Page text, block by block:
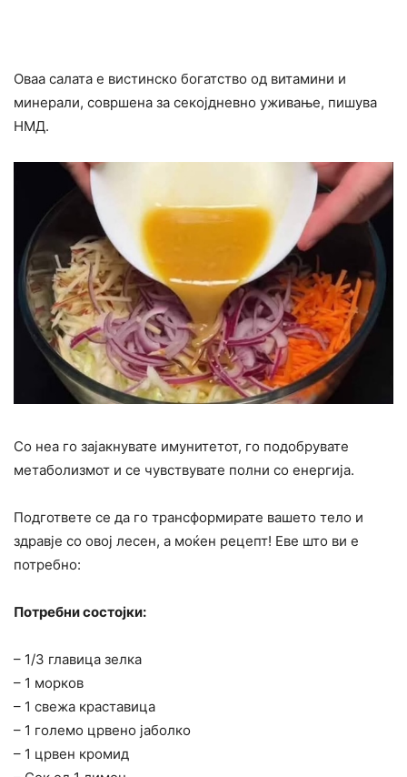
Оваа салата е вистинско богатство од витамини и
минерали, совршена за секојдневно уживање, пишува
НМД.
Со неа го зајакнувате имунитетот, го подобрувате
метаболизмот и се чувствувате полни со енергија.
Подгответе се да го трансформирате вашето тело и
здравје со овој лесен, а моќен рецепт! Еве што ви е
потребно:
Потребни состојки:
– 1/3 главица зелка
– 1 морков
– 1 свежа краставица
– 1 големо црвено јаболко
– 1 црвен кромид